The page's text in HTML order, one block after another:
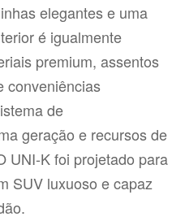
elegantes e uma
é igualmente
premium, assentos
conveniências
de
geração e recursos de
UNI-K foi projetado para
SUV luxuoso e capaz